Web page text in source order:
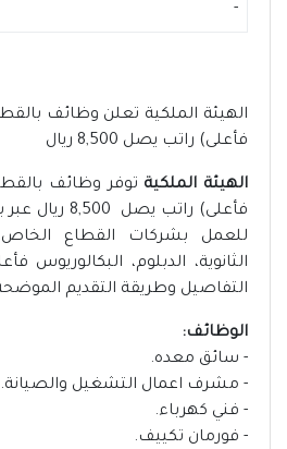
-
الهيئة الملكية تعلن وظائف
فأعلى) راتب يصل 8,500 ريال
الهيئة الملكية توفر وظائف
فأعلى) راتب
للعمل بشركات القطاع
الثانوية، الدبلوم، البكالوريوس
التفاصيل وطريقة التقديم الموضحة
الوظائف:
- سائق معده.
- مشرف اعمال التشغيل والصيانة.
- فني كهرباء.
- فورمان تكييف.